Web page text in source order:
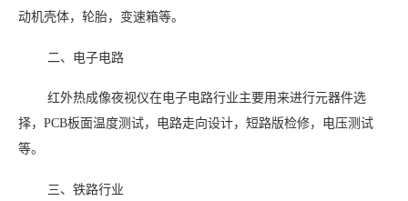
动机壳体，轮胎，变速箱等。
二、电子电路
红外热成像夜视仪在电子电路行业主要用来进行元器件选
择，PCB板面温度测试，电路走向设计，短路版检修，电压测试
等。
三、铁路行业